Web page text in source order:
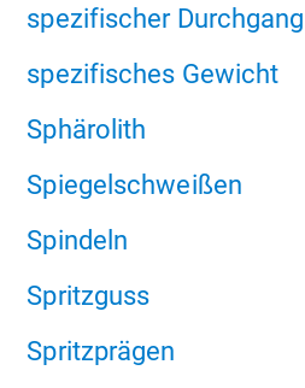
spezifischer
spezifisches Gewicht
Sphärolith
Spiegelschweißen
Spindeln
Spritzguss
Spritzprägen